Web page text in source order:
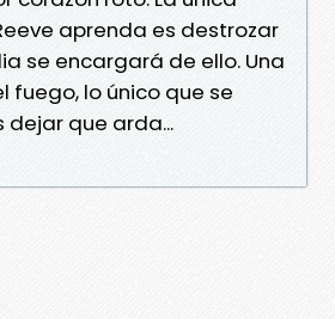
aprenda es destrozar
se encargará de ello. Una
fuego, lo único que se
dejar que arda...